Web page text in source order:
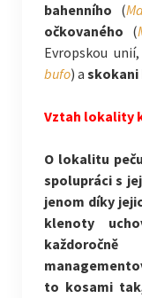
bahenního (
očkovaného (
Evropskou
bufo) a skokani
Vztah lokality
O lokalitu
spolupráci s
jenom díky
klenoty
to kosami